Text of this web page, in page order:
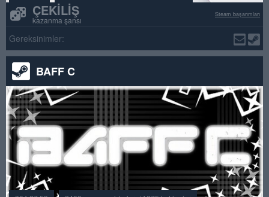
ÇEKILIŞ
kazanma şansı
Steam başarımları
Gereksinimler:
BAFF C